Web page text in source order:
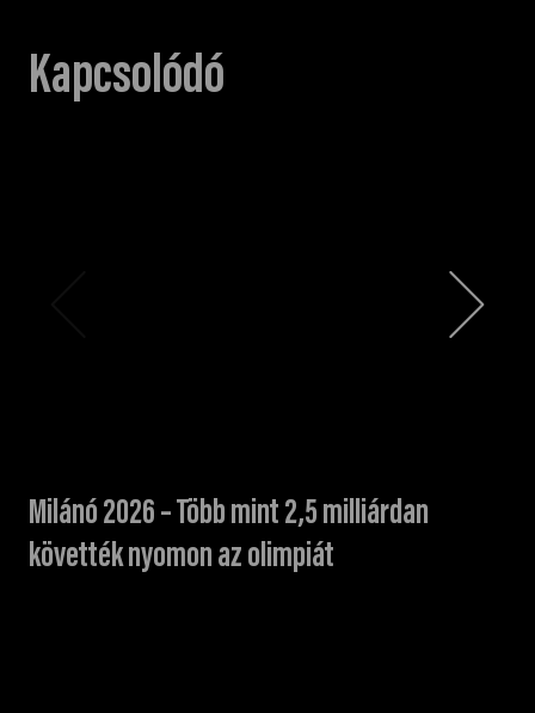
Kapcsolódó
Milánó 2026 – Több mint 2,5 milliárdan
követték nyomon az olimpiát